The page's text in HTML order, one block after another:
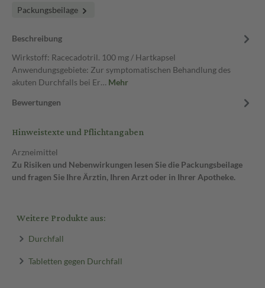
Packungsbeilage
Beschreibung
Wirkstoff: Racecadotril. 100 mg / Hartkapsel
Anwendungsgebiete: Zur symptomatischen Behandlung des
akuten Durchfalls bei Er… Mehr
Bewertungen
Hinweistexte und Pflichtangaben
Arzneimittel
Zu Risiken und Nebenwirkungen lesen Sie die Packungsbeilage
und fragen Sie Ihre Ärztin, Ihren Arzt oder in Ihrer Apotheke.
Weitere Produkte aus:
Durchfall
Tabletten gegen Durchfall